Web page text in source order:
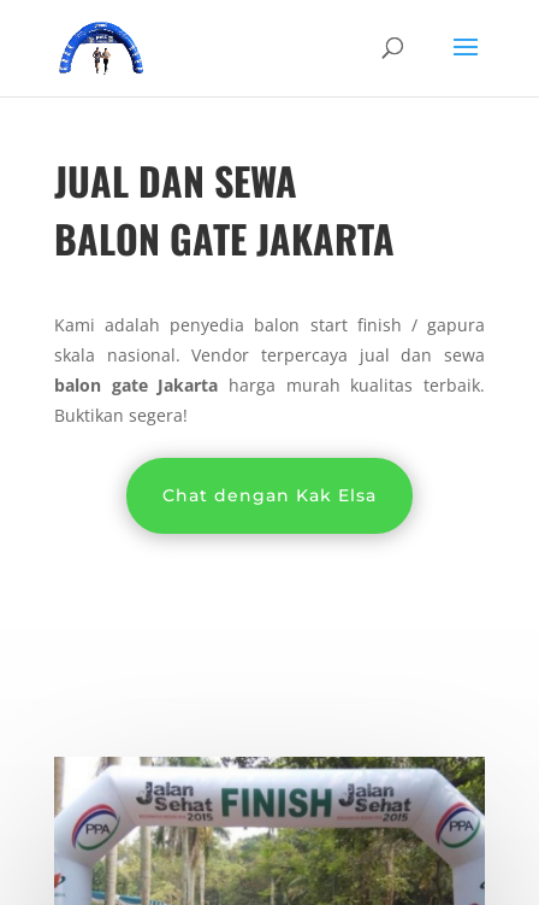
JUAL DAN SEWA
BALON GATE JAKARTA
Kami adalah penyedia balon start finish / gapura
skala nasional. Vendor terpercaya jual dan sewa
balon gate Jakarta harga murah kualitas terbaik.
Buktikan segera!
Chat dengan Kak Elsa